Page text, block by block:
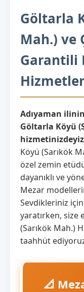
Göltarla
Mah.) ve
Garantili
Adıyaman
Göltarla Köyü
Köyü (Sarıkök
özel zemin
dayanıklı ve
Mezar
Sevdikleriniz için
yaratırken, size
(Sarıkök Mah.)
taahhüt
📐